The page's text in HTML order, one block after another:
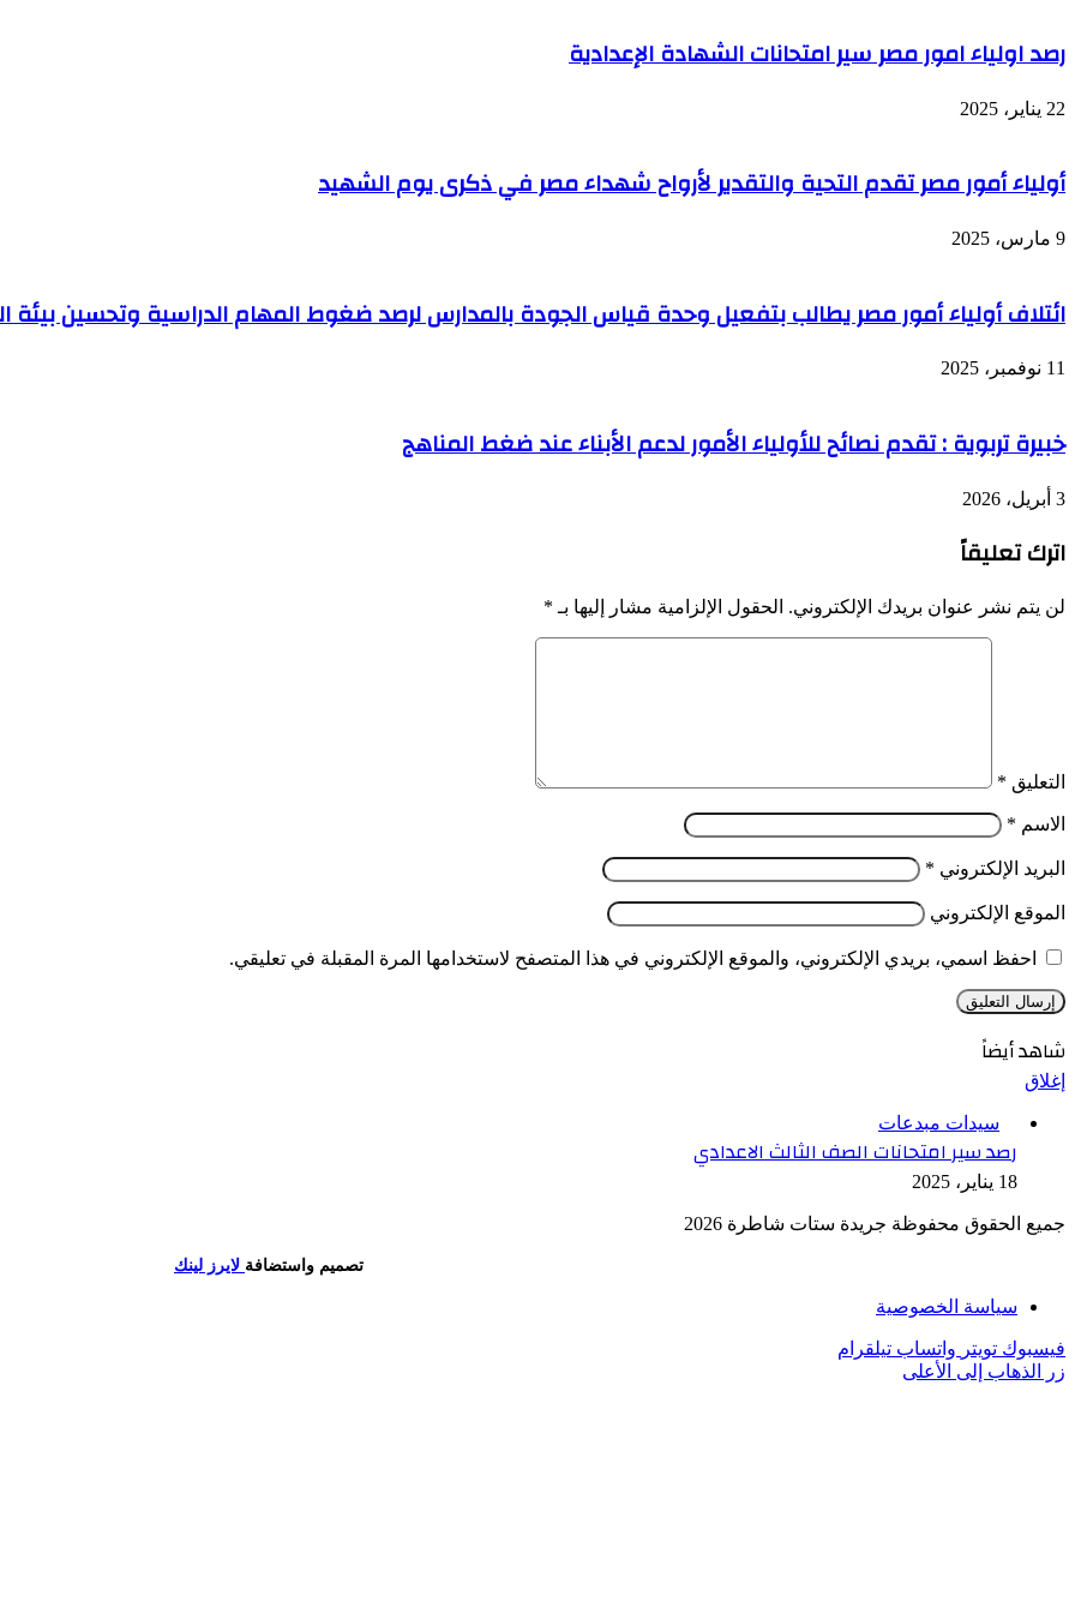
رصد اولياء امور مصر سير امتحانات الشهادة الإعدادية
22 يناير، 2025
أولياء أمور مصر تقدم التحية والتقدير لأرواح شهداء مصر في ذكرى يوم الشهيد
9 مارس، 2025
ائتلاف أولياء أمور مصر يطالب بتفعيل وحدة قياس الجودة بالمدارس لرصد ضغوط المهام الدراسية وتحسين بيئة
11 نوفمبر، 2025
خبيرة تربوية : تقدم نصائح للأولياء الأمور لدعم الأبناء عند ضغط المناهج
3 أبريل، 2026
اترك تعليقاً
لن يتم نشر عنوان بريدك الإلكتروني. الحقول الإلزامية مشار إليها بـ *
التعليق *
الاسم *
البريد الإلكتروني *
الموقع الإلكتروني
احفظ اسمي، بريدي الإلكتروني، والموقع الإلكتروني في هذا المتصفح لاستخدامها المرة المقبلة في تعليقي.
شاهد أيضاً
إغلاق
سيدات مبدعات
رصد سير امتحانات الصف الثالث الاعدادي
18 يناير، 2025
جميع الحقوق محفوظة جريدة ستات شاطرة 2026
تصميم واستضافة لايرز لينك
سياسة الخصوصية
فيسبوك تويتر واتساب تيلقرام
زر الذهاب إلى الأعلى